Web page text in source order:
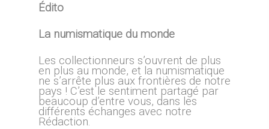
Édito
La numismatique du monde
Les collectionneurs s’ouvrent de plus
en plus au monde, et la numismatique
ne s’arrête plus aux frontières de notre
pays ! C’est le sentiment partagé par
beaucoup d’entre vous, dans les
différents échanges avec notre
Rédaction.